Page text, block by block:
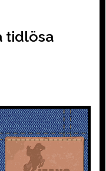
tidlösa